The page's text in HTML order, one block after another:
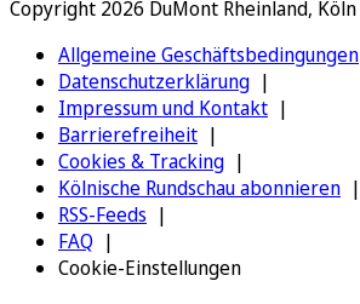
Copyright 2026 DuMont Rheinland, Köln
Allgemeine Geschäftsbedingungen
Datenschutzerklärung
Impressum und Kontakt
Barrierefreiheit
Cookies & Tracking
Kölnische Rundschau abonnieren
RSS-Feeds
FAQ
Cookie-Einstellungen